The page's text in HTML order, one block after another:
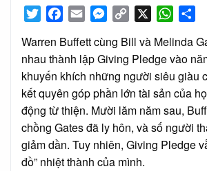
TwitterFacebook
Email Messenger
Copy
Warren Buffett cùng Bill và Melinda
nhau thành lập Giving Pledge vào
khuyến khích những người siêu giàu
kết quyên góp phần lớn tài sản của
động từ thiện. Mười lăm năm sau,
chồng Gates đã ly hôn, và số người
giảm dần. Tuy nhiên, Giving Pledge
đồ” nhiệt thành của mình.